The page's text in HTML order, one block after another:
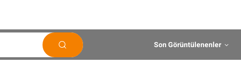
Son Görüntülenenler